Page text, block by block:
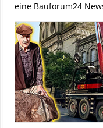
eine Bauforum24